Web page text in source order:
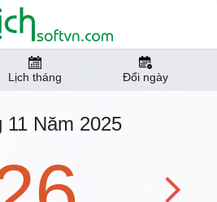
Lịch tháng Đổi ngày
11 Năm 2025